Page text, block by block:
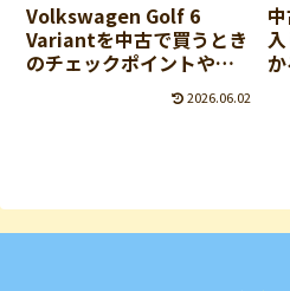
Volkswagen Golf 6
Variantを中古で買うとき
のチェックポイントや注
2026.06.02